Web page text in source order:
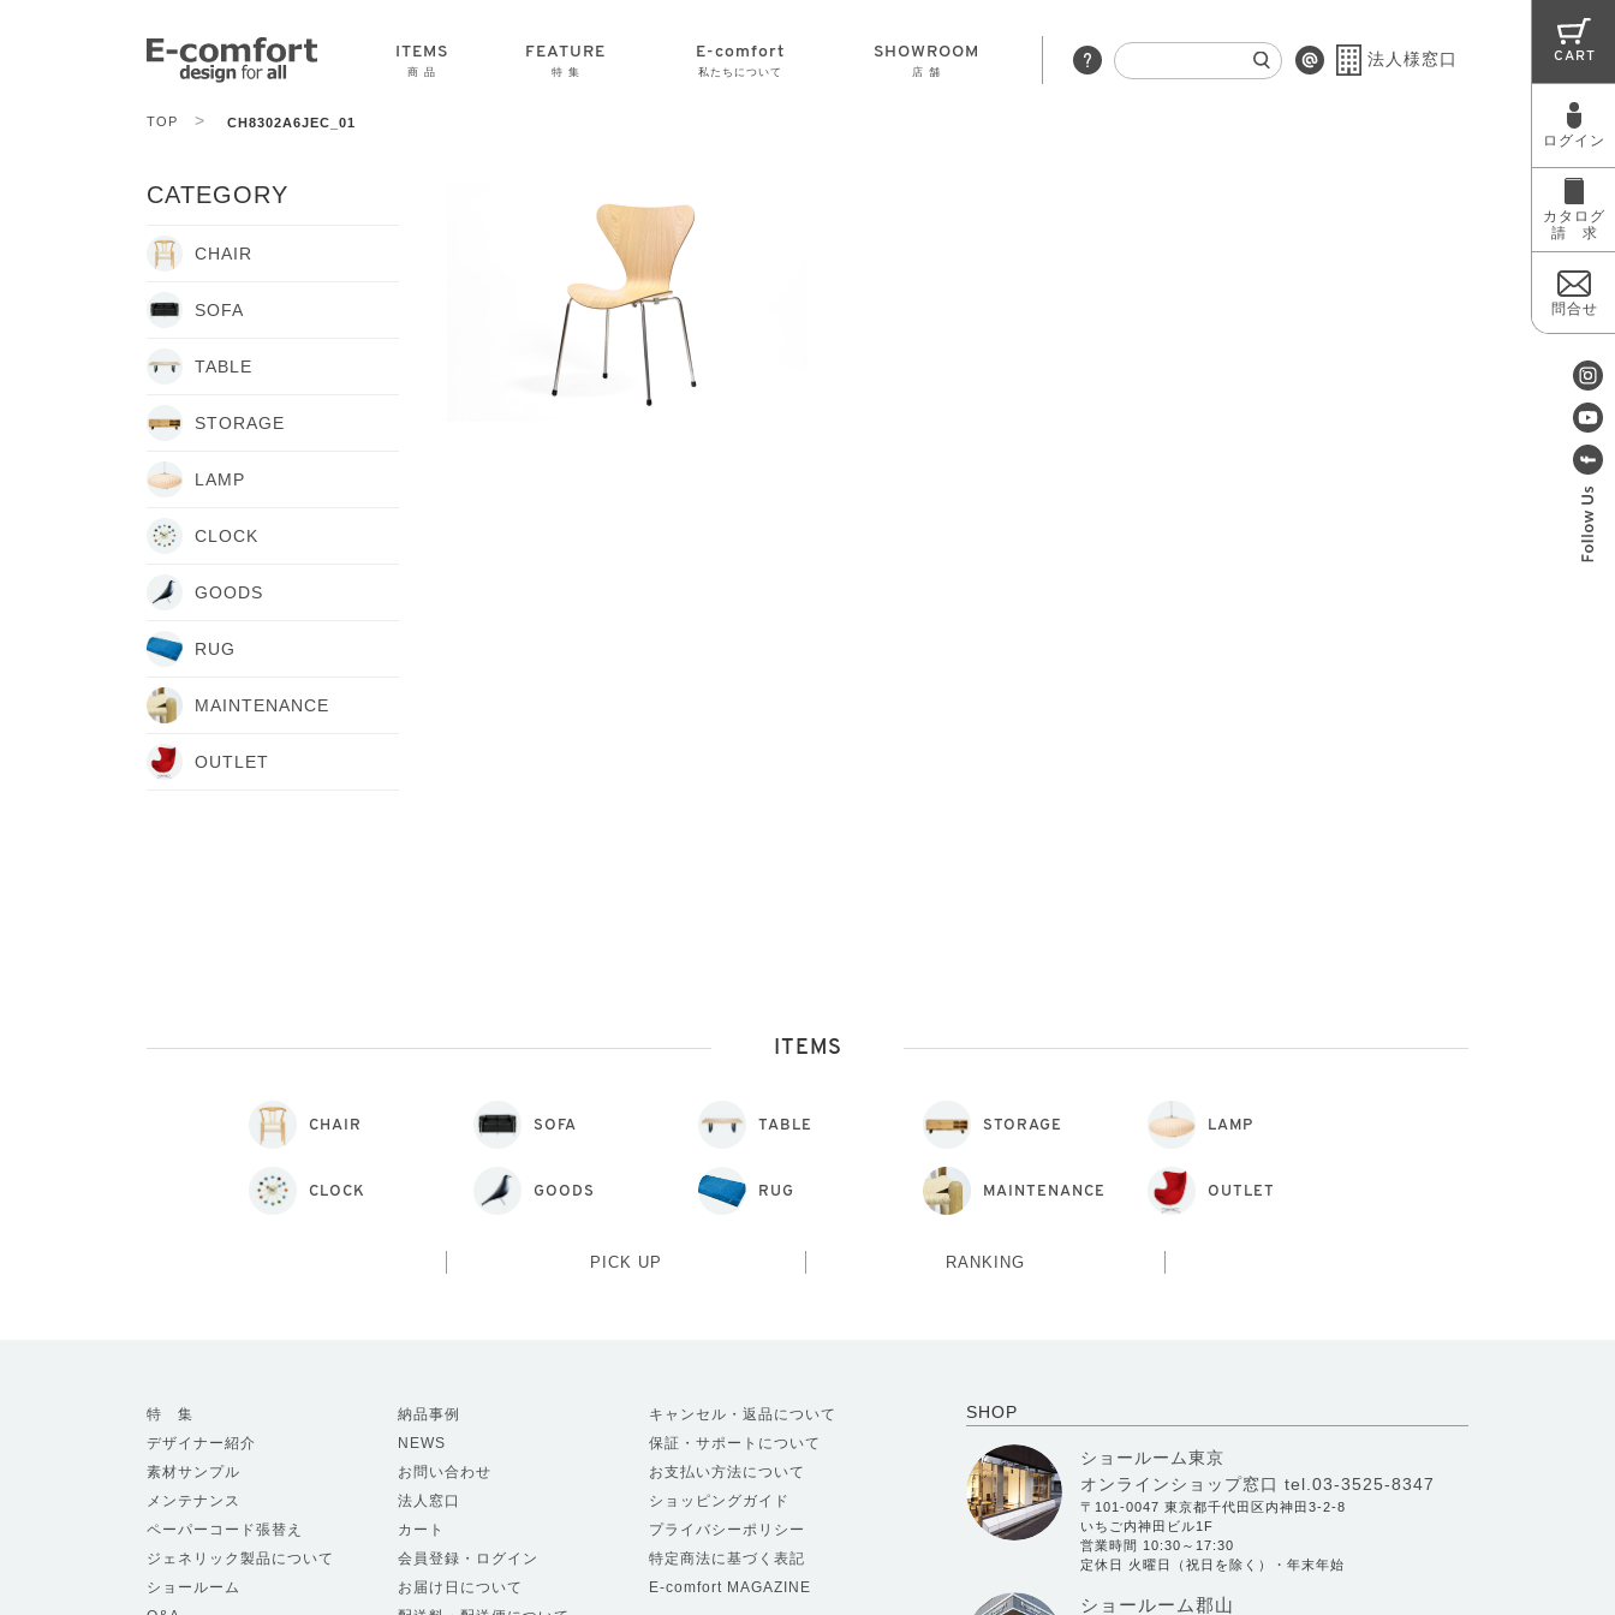
ITEMS
商 品
FEATURE
特 集
E-comfort
私たちについて
SHOWROOM
店 舗
法人様窓口 CART
ログイン
カタログ
請 求
問合せ
TOP > CH8302A6JEC_01
CATEGORY
CHAIR
SOFA
TABLE
STORAGE
LAMP
CLOCK
GOODS
RUG
MAINTENANCE
OUTLET
ITEMS
CHAIR SOFA TABLE STORAGE LAMP
CLOCK GOODS RUG MAINTENANCE OUTLET
PICK UP RANKING
SHOP
ショールーム東京
オンラインショップ窓口 tel.03-3525-8347
〒101-0047 東京都千代田区内神田3-2-8
いちご内神田ビル1F
営業時間 10:30～17:30
定休日 火曜日（祝日を除く）・年末年始
ショールーム郡山
特 集
デザイナー紹介
素材サンプル
メンテナンス
ペーパーコード張替え
ジェネリック製品について
ショールーム
納品事例
NEWS
お問い合わせ
法人窓口
カート
会員登録・ログイン
お届け日について
キャンセル・返品について
保証・サポートについて
お支払い方法について
ショッピングガイド
プライバシーポリシー
特定商法に基づく表記
E-comfort MAGAZINE